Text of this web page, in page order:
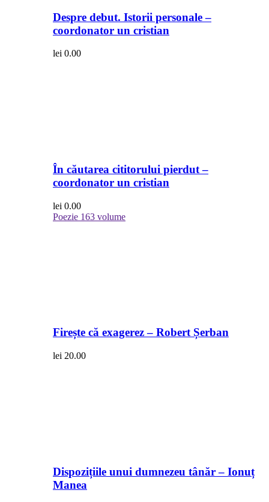
Despre debut. Istorii personale –
coordonator un cristian
lei 0.00
În căutarea cititorului pierdut –
coordonator un cristian
lei 0.00
Poezie 163 volume
Firește că exagerez – Robert Șerban
lei 20.00
Dispozițiile unui dumnezeu tânăr – Ionuț
Manea